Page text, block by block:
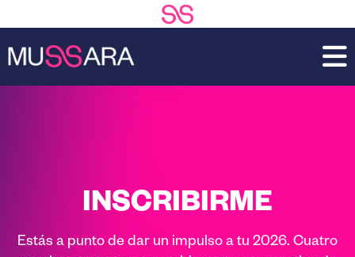
contenido
INSCRIBIRME
Estás a punto de dar un impulso a tu 2026. Cuatro